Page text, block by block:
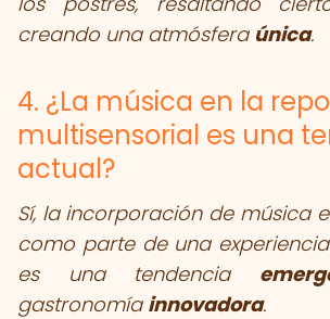
creando una atmósfera única.
4. ¿La música en la
multisensorial es una
actual?
Sí, la incorporación de música
como parte de una
es una tendencia
gastronomía innovadora.